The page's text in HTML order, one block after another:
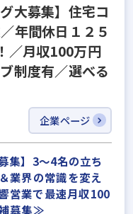
大募集】住宅コ
年間休日１２５
／月収100万円
制度有／選べる
企業ページ
集】3～4名の立ち
業界の常識を変え
営業で最速月収100
募集≫